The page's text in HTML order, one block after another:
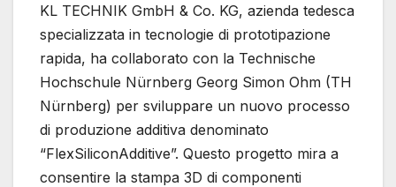
KL TECHNIK GmbH & Co. KG, azienda tedesca
specializzata in tecnologie di prototipazione
rapida, ha collaborato con la Technische
Hochschule Nürnberg Georg Simon Ohm (TH
Nürnberg) per sviluppare un nuovo processo
di produzione additiva denominato
“FlexSiliconAdditive”. Questo progetto mira a
consentire la stampa 3D di componenti